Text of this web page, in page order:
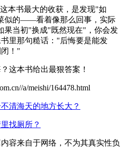
本书最大的收获，是发现"如
似的——看着像那么回事，实际
果当初"换成"既然现在"，你会发
里那句糙话："后悔要是能发
！"
这本书给出最狠答案！
a/meishi/164478.html
清海天的地方长大？
找厕所？
容来自于网络，不为其真实性负